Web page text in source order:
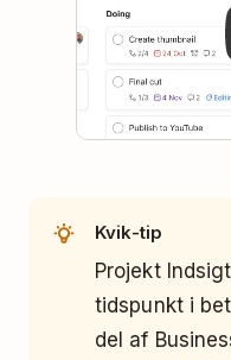
Kvik-tip
Projekt
tidspunkt i
del af